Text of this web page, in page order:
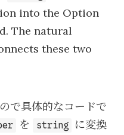
into the Option
The natural
these two
で具体的なコードで
を string
に変換